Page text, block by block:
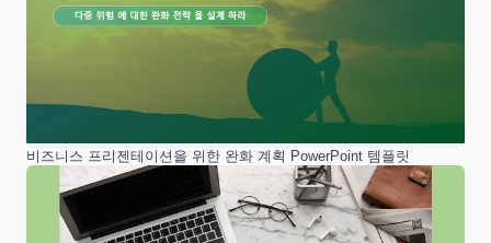
비즈니스 프리젠테이션을 위한 완화 계획 PowerPoint 템플릿